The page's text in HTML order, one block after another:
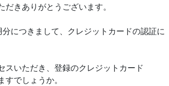
きありがとうございます。
につきまして、クレジットカードの認証に
スいただき、登録のクレジットカード
でしょうか。